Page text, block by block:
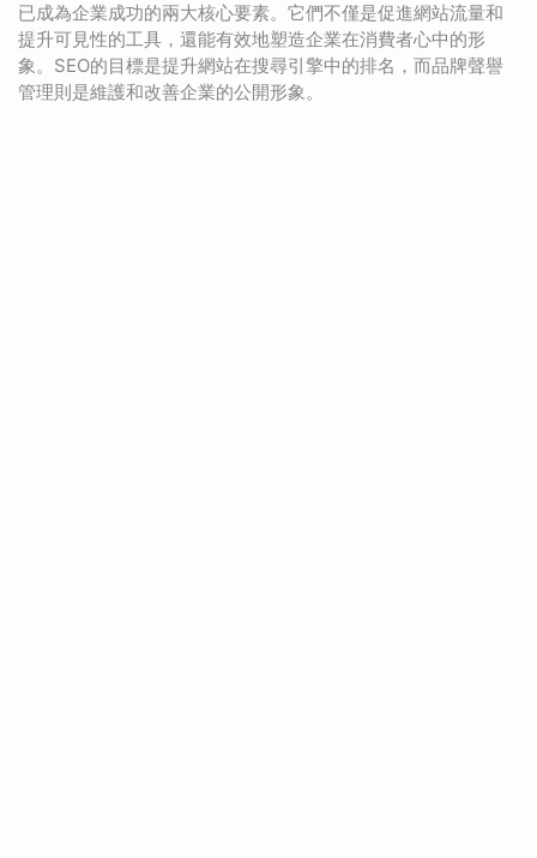
已成為企業成功的兩大核心要素。它們不僅是促進網站流量和
提升可見性的工具，還能有效地塑造企業在消費者心中的形
象。SEO的目標是提升網站在搜尋引擎中的排名，而品牌聲譽
管理則是維護和改善企業的公開形象。